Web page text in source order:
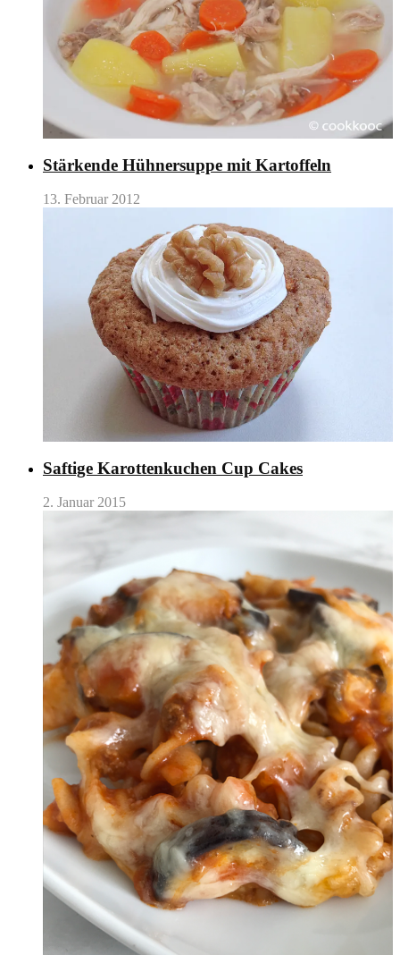
Stärkende Hühnersuppe mit Kartoffeln
13. Februar 2012
Saftige Karottenkuchen Cup Cakes
2. Januar 2015